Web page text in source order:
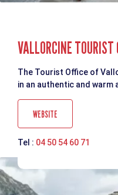
VALLORCINE TOURIST
The Tourist Office of
in an authentic and warm
WEBSITE
Tel : 04 50 54 60 71